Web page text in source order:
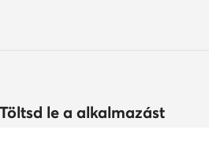
Töltsd le a alkalmazást